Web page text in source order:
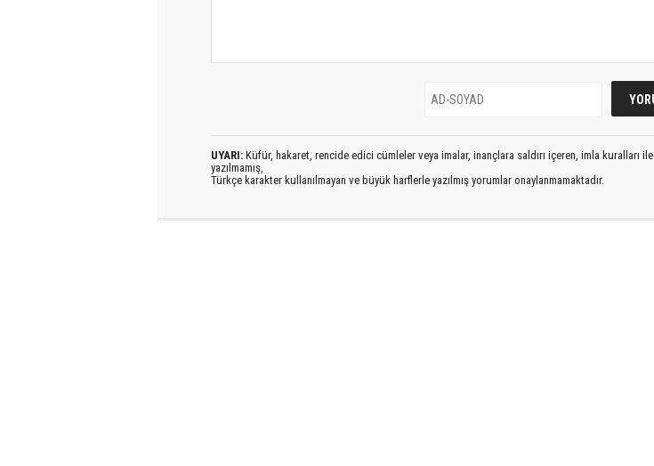
UYARI: Küfür, hakaret, rencide edici cümleler veya imalar, inançlara saldırı içeren, imla kuralları ile
yazılmamış,
Türkçe karakter kullanılmayan ve büyük harflerle yazılmış yorumlar onaylanmamaktadır.